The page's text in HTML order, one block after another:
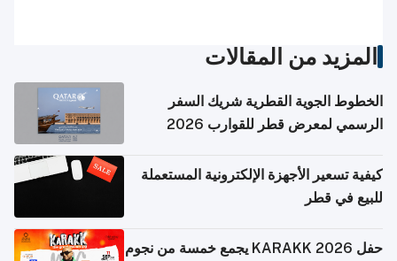
المزيد من المقالات
الخطوط الجوية القطرية شريك السفر
الرسمي لمعرض قطر للقوارب 2026
كيفية تسعير الأجهزة الإلكترونية المستعملة
للبيع في قطر
حفل KARAKK 2026 يجمع خمسة من نجوم